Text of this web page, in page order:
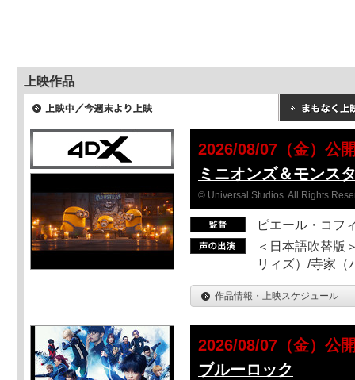
上映作品
2026/08/07（金）公
ミニオンズ＆モンス
© Universal Studios. All Rights
ピエール・コフ
＜日本語吹替版
リィズ）/寺家（
作品情報・上映スケジュール
2026/08/07（金）公
ブルーロック